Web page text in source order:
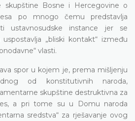
skupštine Bosne i Hercegovine o
po mnogo čemu predstavlja
ustavnosudske instance jer se
„bliski kontakt“ između
vlasti.
spor u kojem je, prema mišljenju
od konstitutivnih naroda,
skupštine destruktivna za
a pri tome su u Domu naroda
sredstva“ za rješavanje ovog